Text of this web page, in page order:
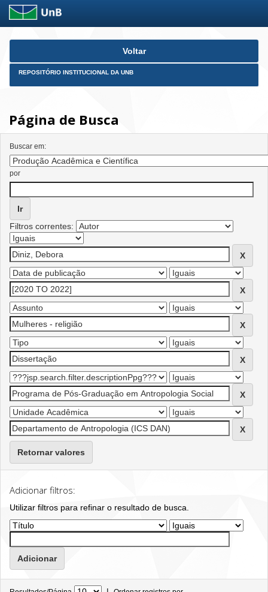
Skip
Voltar
REPOSITÓRIO INSTITUCIONAL DA UNB
Página de Busca
Buscar em:
por
Filtros correntes:
Retornar valores
Adicionar filtros:
Utilizar filtros para refinar o resultado de busca.